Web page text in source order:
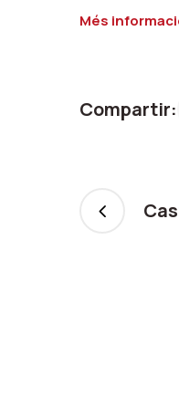
Més
Compartir: